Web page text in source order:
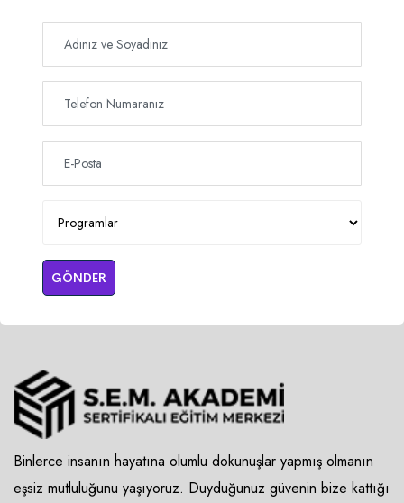
GÖNDER
Binlerce insanın hayatına olumlu dokunuşlar yapmış olmanın
eşsiz mutluluğunu yaşıyoruz. Duyduğunuz güvenin bize kattığı